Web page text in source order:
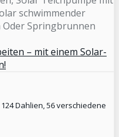
– mit einem Solar-
124 Dahlien, 56 verschiedene